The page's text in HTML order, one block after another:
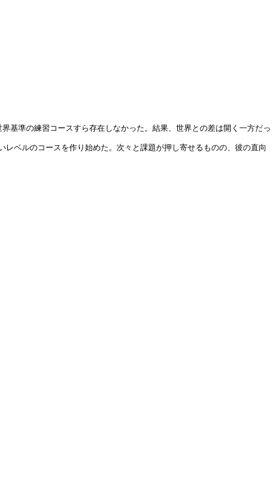
基準の練習コースすら存在しなかった。結果、世界との差は開く一方だっ
ベルのコースを作り始めた。次々と課題が押し寄せるものの、彼の直向